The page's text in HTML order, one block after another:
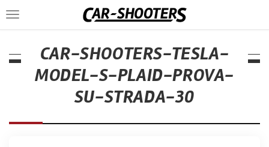
Toggle
navigation
CAR-SHOOTERS-TESLA-
MODEL-S-PLAID-PROVA-
SU-STRADA-30